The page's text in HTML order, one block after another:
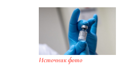
Источник фото